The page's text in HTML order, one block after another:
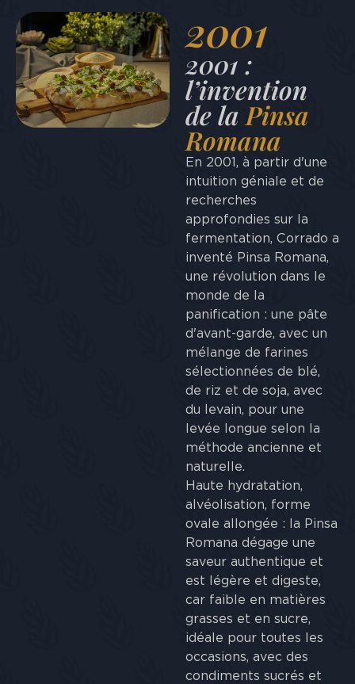
2001
2001 :
l’invention
de la Pinsa
Romana
En 2001, à partir d'une
intuition géniale et de
recherches
approfondies sur la
fermentation, Corrado a
inventé Pinsa Romana,
une révolution dans le
monde de la
panification : une pâte
d'avant-garde, avec un
mélange de farines
sélectionnées de blé,
de riz et de soja, avec
du levain, pour une
levée longue selon la
méthode ancienne et
naturelle.
Haute hydratation,
alvéolisation, forme
ovale allongée : la Pinsa
Romana dégage une
saveur authentique et
est légère et digeste,
car faible en matières
grasses et en sucre,
idéale pour toutes les
occasions, avec des
condiments sucrés et